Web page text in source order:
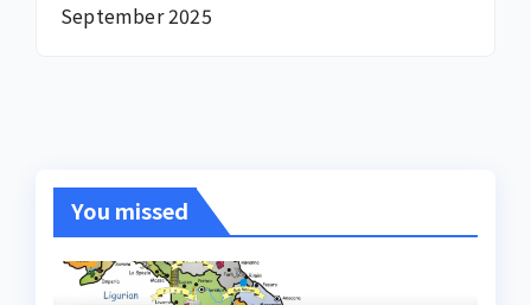
September 2025
You missed